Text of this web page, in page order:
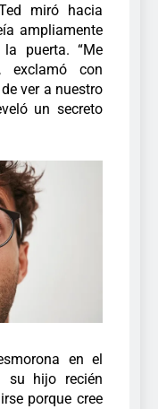
miró hacia
ampliamente
puerta. “Me
exclamó con
ver a nuestro
un secreto
en el
su hijo recién
porque cree